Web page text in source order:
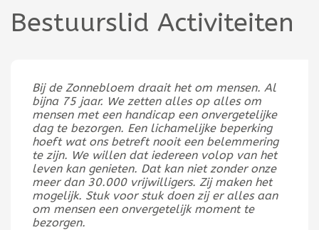
Bestuurslid Activiteiten
Bij de Zonnebloem draait het om mensen. Al
bijna 75 jaar. We zetten alles op alles om
mensen met een handicap een onvergetelijke
dag te bezorgen. Een lichamelijke beperking
hoeft wat ons betreft nooit een belemmering
te zijn. We willen dat iedereen volop van het
leven kan genieten. Dat kan niet zonder onze
meer dan 30.000 vrijwilligers. Zij maken het
mogelijk. Stuk voor stuk doen zij er alles aan
om mensen een onvergetelijk moment te
bezorgen.